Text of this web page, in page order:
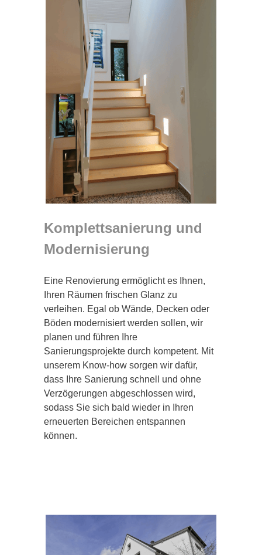
Komplettsanierung und
Modernisierung
Eine Renovierung ermöglicht es Ihnen,
Ihren Räumen frischen Glanz zu
verleihen. Egal ob Wände, Decken oder
Böden modernisiert werden sollen, wir
planen und führen Ihre
Sanierungsprojekte durch kompetent. Mit
unserem Know-how sorgen wir dafür,
dass Ihre Sanierung schnell und ohne
Verzögerungen abgeschlossen wird,
sodass Sie sich bald wieder in Ihren
erneuerten Bereichen entspannen
können.